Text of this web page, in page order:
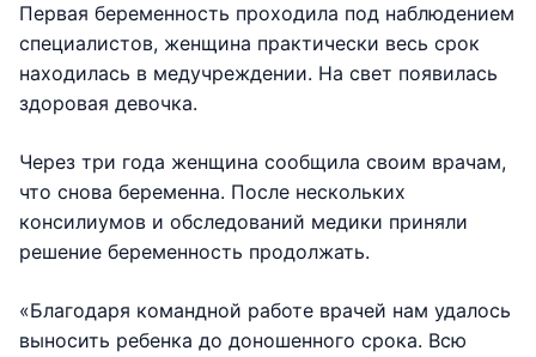
Первая беременность проходила под наблюдением
специалистов, женщина практически весь срок
находилась в медучреждении. На свет появилась
здоровая девочка.
Через три года женщина сообщила своим врачам,
что снова беременна. После нескольких
консилиумов и обследований медики приняли
решение беременность продолжать.
«Благодаря командной работе врачей нам удалось
выносить ребенка до доношенного срока. Всю